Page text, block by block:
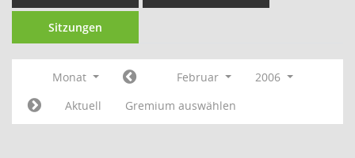
Sitzungen
Monat Februar
2006
Aktuell
Gremium auswählen